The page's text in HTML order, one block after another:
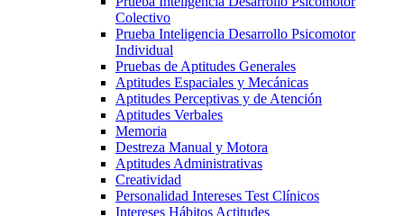
Colectivo
Prueba Inteligencia Desarrollo Psicomotor
Individual
Pruebas de Aptitudes Generales
Aptitudes Espaciales y Mecánicas
Aptitudes Perceptivas y de Atención
Aptitudes Verbales
Memoria
Destreza Manual y Motora
Aptitudes Administrativas
Creatividad
Personalidad Intereses Test Clínicos
Intereses Hábitos Actitudes